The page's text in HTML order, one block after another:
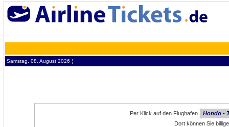
Samstag, 08. August 2026 ¦
Per Klick auf den Flughafen
Hondo -
Dort können Sie